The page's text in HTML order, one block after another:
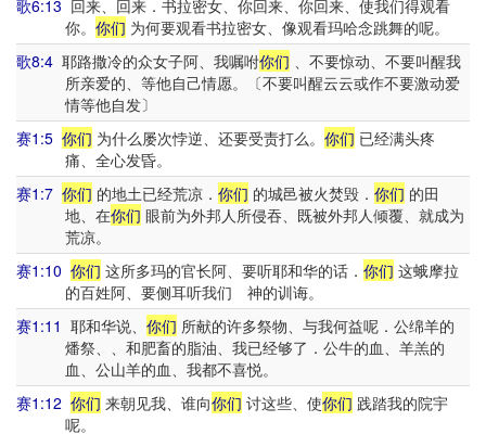
歌6:13 回来、回来．书拉密女、你回来、你回来、使我们得观看
你。 你们 为何要观看书拉密女、像观看玛哈念跳舞的呢。
歌8:4 耶路撒冷的众女子阿、我嘱咐你们 、不要惊动、不要叫醒我
所亲爱的、等他自己情愿。〔不要叫醒云云或作不要激动爱
情等他自发〕
赛1:5 你们 为什么屡次悖逆、还要受责打么。 你们 已经满头疼
痛、全心发昏。
赛1:7 你们 的地土已经荒凉． 你们 的城邑被火焚毁． 你们 的田
地、在你们 眼前为外邦人所侵吞、既被外邦人倾覆、就成为
荒凉。
赛1:10 你们 这所多玛的官长阿、要听耶和华的话． 你们 这蛾摩拉
的百姓阿、要侧耳听我们 神的训诲。
赛1:11 耶和华说、 你们 所献的许多祭物、与我何益呢．公绵羊的
燔祭、、和肥畜的脂油、我已经够了．公牛的血、羊羔的
血、公山羊的血、我都不喜悦。
赛1:12 你们 来朝见我、谁向你们 讨这些、使你们 践踏我的院宇
呢。